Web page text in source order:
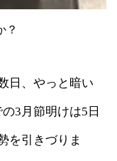
？
日、やっと暗い
3月節明けは5日
を引きづりま